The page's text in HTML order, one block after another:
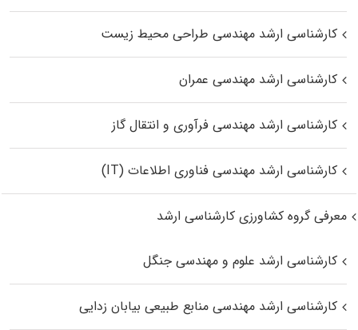
کارشناسی ارشد مهندسی طراحی محیط زیست
کارشناسی ارشد مهندسی عمران
کارشناسی ارشد مهندسی فرآوری و انتقال گاز
کارشناسی ارشد مهندسی فناوری اطلاعات (IT)
معرفی گروه کشاورزی کارشناسی ارشد
کارشناسی ارشد علوم و مهندسی جنگل
کارشناسی ارشد مهندسی منابع طبیعی بیابان زدایی